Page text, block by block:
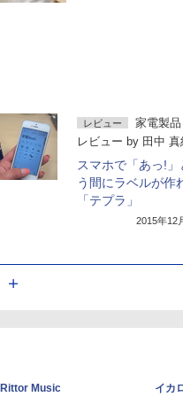
レビュー
家電製品
レビュー by 田中
スマホで「あっ!」
う間にラベルが作
「テプラ」
2015年12
Rittor Music イカ